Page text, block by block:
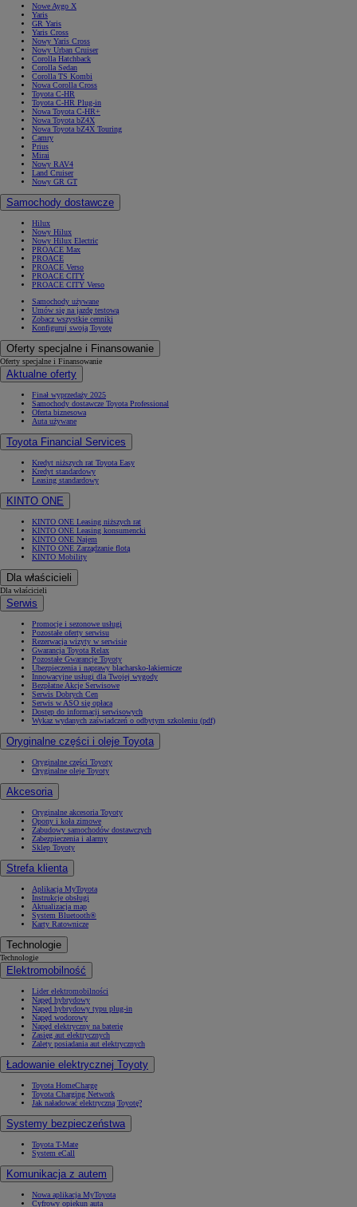
Nowe Aygo X
Yaris
GR Yaris
Yaris Cross
Nowy Yaris Cross
Nowy Urban Cruiser
Corolla Hatchback
Corolla Sedan
Corolla TS Kombi
Nowa Corolla Cross
Toyota C-HR
Toyota C-HR Plug-in
Nowa Toyota C-HR+
Nowa Toyota bZ4X
Nowa Toyota bZ4X Touring
Camry
Prius
Mirai
Nowy RAV4
Land Cruiser
Nowy GR GT
Samochody dostawcze
Hilux
Nowy Hilux
Nowy Hilux Electric
PROACE Max
PROACE
PROACE Verso
PROACE CITY
PROACE CITY Verso
Samochody używane
Umów się na jazdę testową
Zobacz wszystkie cenniki
Konfiguruj swoją Toyotę
Oferty specjalne i Finansowanie
Oferty specjalne i Finansowanie
Aktualne oferty
Finał wyprzedaży 2025
Samochody dostawcze Toyota Professional
Oferta biznesowa
Auta używane
Toyota Financial Services
Kredyt niższych rat Toyota Easy
Kredyt standardowy
Leasing standardowy
KINTO ONE
KINTO ONE Leasing niższych rat
KINTO ONE Leasing konsumencki
KINTO ONE Najem
KINTO ONE Zarządzanie flotą
KINTO Mobility
Dla właścicieli
Dla właścicieli
Serwis
Promocje i sezonowe usługi
Pozostałe oferty serwisu
Rezerwacja wizyty w serwisie
Gwarancja Toyota Relax
Pozostałe Gwarancje Toyoty
Ubezpieczenia i naprawy blacharsko-lakiernicze
Innowacyjne usługi dla Twojej wygody
Bezpłatne Akcje Serwisowe
Serwis Dobrych Cen
Serwis w ASO się opłaca
Dostęp do informacji serwisowych
Wykaz wydanych zaświadczeń o odbytym szkoleniu (pdf)
Oryginalne części i oleje Toyota
Oryginalne części Toyoty
Oryginalne oleje Toyoty
Akcesoria
Oryginalne akcesoria Toyoty
Opony i koła zimowe
Zabudowy samochodów dostawczych
Zabezpieczenia i alarmy
Sklep Toyoty
Strefa klienta
Aplikacja MyToyota
Instrukcje obsługi
Aktualizacja map
System Bluetooth®
Karty Ratownicze
Technologie
Technologie
Elektromobilność
Lider elektromobilności
Napęd hybrydowy
Napęd hybrydowy typu plug-in
Napęd wodorowy
Napęd elektryczny na baterię
Zasięg aut elektrycznych
Zalety posiadania aut elektrycznych
Ładowanie elektrycznej Toyoty
Toyota HomeCharge
Toyota Charging Network
Jak naładować elektryczną Toyotę?
Systemy bezpieczeństwa
Toyota T-Mate
System eCall
Komunikacja z autem
Nowa aplikacja MyToyota
Cyfrowy opiekun auta